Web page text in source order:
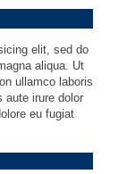
elit, sed do
aliqua. Ut
ullamco laboris
aute irure dolor
eu fugiat